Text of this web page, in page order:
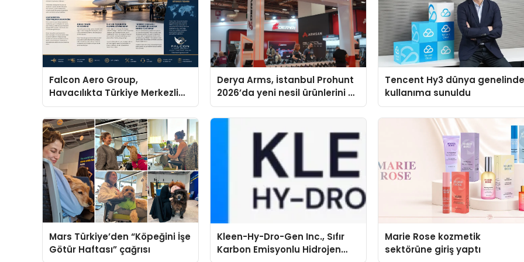
Falcon Aero Group,
Havacılıkta Türkiye Merkezli
Küresel Çözüm Ortağı Olma
Yolunda İlerliyor
Derya Arms, İstanbul Prohunt
2026’da yeni nesil ürünlerini ve
global marka vizyonunu
sergiledi
Tencent Hy3 dünya
kullanıma sunuldu
Mars Türkiye’den “Köpeğini İşe
Götür Haftası” çağrısı
Kleen-Hy-Dro-Gen Inc., Sıfır
Karbon Emisyonlu Hidrojen
Marie Rose kozmetik
sektörüne giriş yaptı